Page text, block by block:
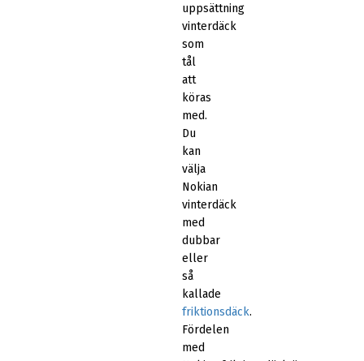
uppsättning
vinterdäck
som
tål
att
köras
med.
Du
kan
välja
Nokian
vinterdäck
med
dubbar
eller
så
kallade
friktionsdäck.
Fördelen
med